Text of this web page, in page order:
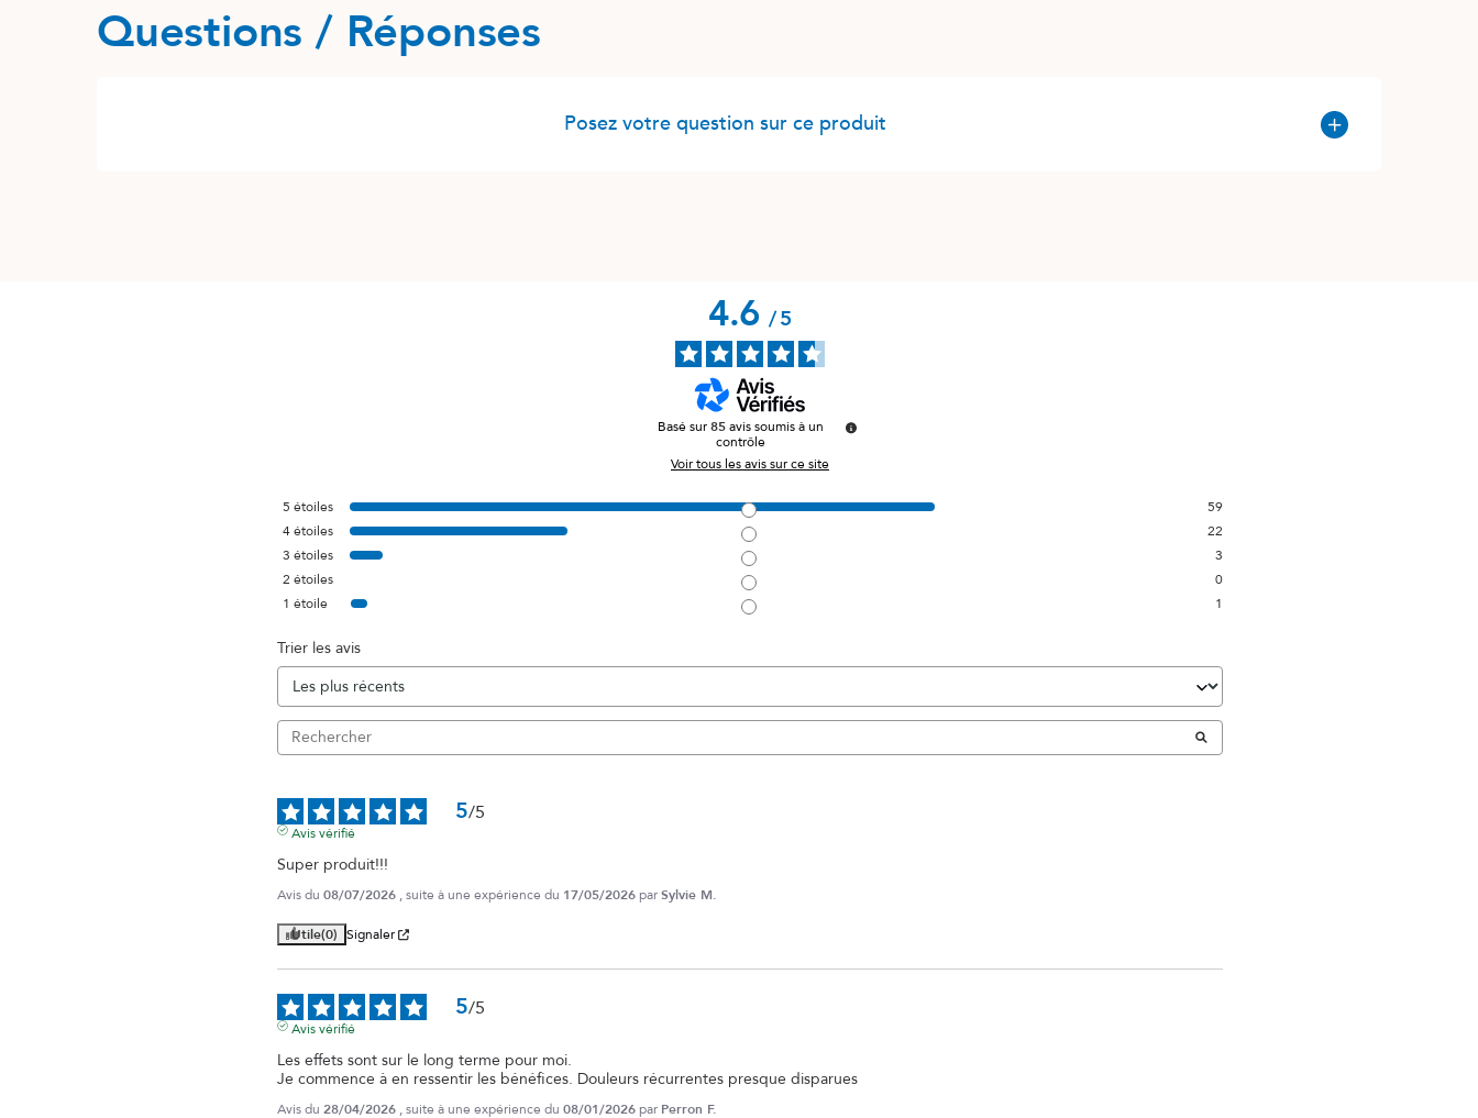
Questions / Réponses
Posez votre question sur ce produit
4.6/5
Basé sur85 avis soumis à un
contrôle
Voir tous les avis sur ce site
5 étoiles
59
4étoiles
22
3 étoiles
3
2 étoiles
0
1 étoile 1
Trier les avis
5/5
Avis vérifié
Super produit!!!
Avis du 08/07/2026 , suite à une expérience du 17/05/2026 parSylvie M.
Utile(0) Signaler
5/5
Avis vérifié
Les effets sont sur le long terme pour moi.
Je commence à en ressentir les bénéfices. Douleurs récurrentes presque disparues
Avis du 28/04/2026 , suite à une expérience du 08/01/2026 par Perron F.